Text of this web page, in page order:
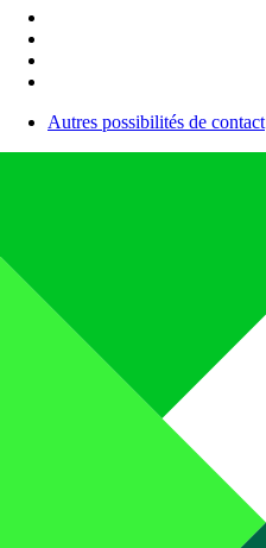
Autres possibilités de contact